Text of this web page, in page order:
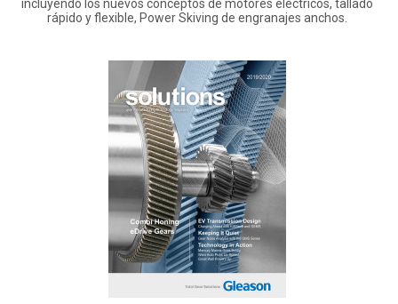
incluyendo los nuevos conceptos de motores eléctricos, tallado
rápido y flexible, Power Skiving de engranajes anchos.